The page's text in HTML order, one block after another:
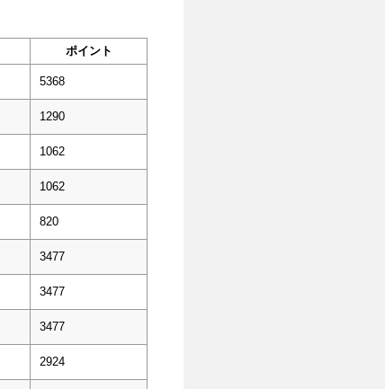
ポイント
5368
1290
1062
1062
820
3477
3477
3477
2924